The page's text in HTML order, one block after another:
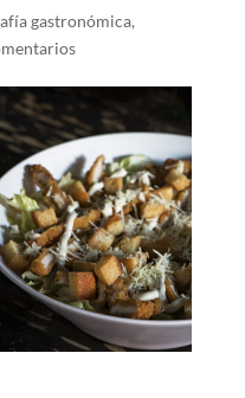
gastronómica,